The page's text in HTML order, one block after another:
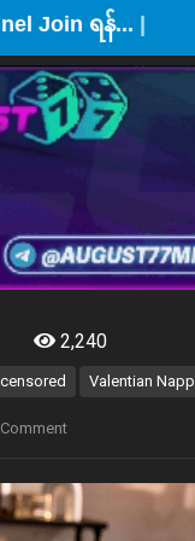
2,240
Valentian